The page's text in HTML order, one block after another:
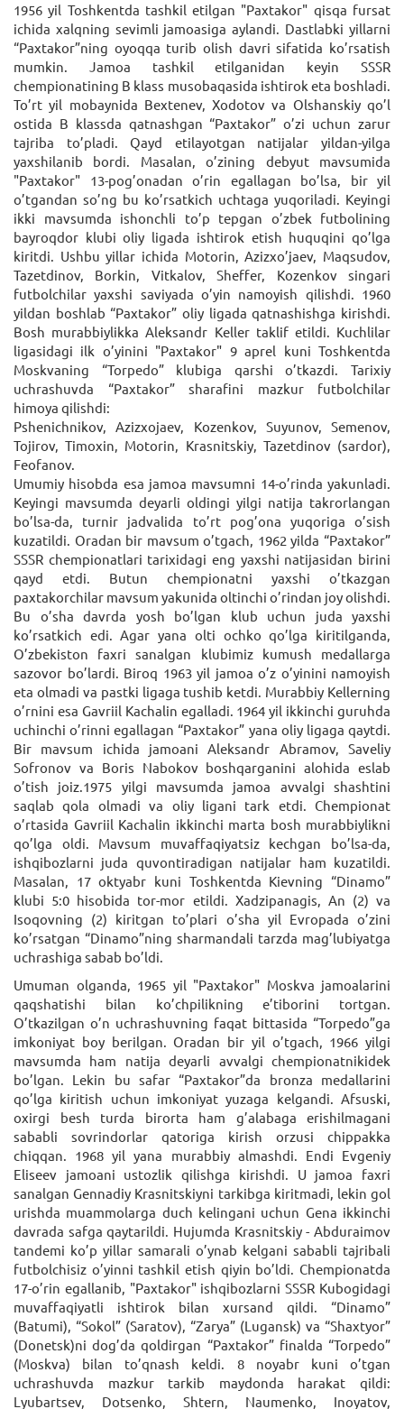
1956 yil Toshkentda tashkil etilgan "Paxtakor" qisqa fursat
ichida xalqning sevimli jamoasiga aylandi. Dastlabki yillarni
“Paxtakor”ning oyoqqa turib olish davri sifatida ko’rsatish
mumkin. Jamoa tashkil etilganidan keyin SSSR
chempionatining B klass musobaqasida ishtirok eta boshladi.
To’rt yil mobaynida Bextenev, Xodotov va Olshanskiy qo’l
ostida B klassda qatnashgan “Paxtakor” o’zi uchun zarur
tajriba to’pladi. Qayd etilayotgan natijalar yildan-yilga
yaxshilanib bordi. Masalan, o’zining debyut mavsumida
"Paxtakor" 13-pog’onadan o’rin egallagan bo’lsa, bir yil
o’tgandan so’ng bu ko’rsatkich uchtaga yuqoriladi. Keyingi
ikki mavsumda ishonchli to’p tepgan o’zbek futbolining
bayroqdor klubi oliy ligada ishtirok etish huquqini qo’lga
kiritdi. Ushbu yillar ichida Motorin, Azizxo’jaev, Maqsudov,
Tazetdinov, Borkin, Vitkalov, Sheffer, Kozenkov singari
futbolchilar yaxshi saviyada o’yin namoyish qilishdi. 1960
yildan boshlab “Paxtakor” oliy ligada qatnashishga kirishdi.
Bosh murabbiylikka Aleksandr Keller taklif etildi. Kuchlilar
ligasidagi ilk o’yinini "Paxtakor" 9 aprel kuni Toshkentda
Moskvaning “Torpedo” klubiga qarshi o’tkazdi. Tarixiy
uchrashuvda “Paxtakor” sharafini mazkur futbolchilar
himoya qilishdi:
Pshenichnikov, Azizxojaev, Kozenkov, Suyunov, Semenov,
Tojirov, Timoxin, Motorin, Krasnitskiy, Tazetdinov (sardor),
Feofanov.
Umumiy hisobda esa jamoa mavsumni 14-o’rinda yakunladi.
Keyingi mavsumda deyarli oldingi yilgi natija takrorlangan
bo’lsa-da, turnir jadvalida to’rt pog’ona yuqoriga o’sish
kuzatildi. Oradan bir mavsum o’tgach, 1962 yilda “Paxtakor”
SSSR chempionatlari tarixidagi eng yaxshi natijasidan birini
qayd etdi. Butun chempionatni yaxshi o’tkazgan
paxtakorchilar mavsum yakunida oltinchi o’rindan joy olishdi.
Bu o’sha davrda yosh bo’lgan klub uchun juda yaxshi
ko’rsatkich edi. Agar yana olti ochko qo’lga kiritilganda,
O’zbekiston faxri sanalgan klubimiz kumush medallarga
sazovor bo’lardi. Biroq 1963 yil jamoa o’z o’yinini namoyish
eta olmadi va pastki ligaga tushib ketdi. Murabbiy Kellerning
o’rnini esa Gavriil Kachalin egalladi. 1964 yil ikkinchi guruhda
uchinchi o’rinni egallagan “Paxtakor” yana oliy ligaga qaytdi.
Bir mavsum ichida jamoani Aleksandr Abramov, Saveliy
Sofronov va Boris Nabokov boshqarganini alohida eslab
o’tish joiz.1975 yilgi mavsumda jamoa avvalgi shashtini
saqlab qola olmadi va oliy ligani tark etdi. Chempionat
o’rtasida Gavriil Kachalin ikkinchi marta bosh murabbiylikni
qo’lga oldi. Mavsum muvaffaqiyatsiz kechgan bo’lsa-da,
ishqibozlarni juda quvontiradigan natijalar ham kuzatildi.
Masalan, 17 oktyabr kuni Toshkentda Kievning “Dinamo”
klubi 5:0 hisobida tor-mor etildi. Xadzipanagis, An (2) va
Isoqovning (2) kiritgan to’plari o’sha yil Evropada o’zini
ko’rsatgan “Dinamo”ning sharmandali tarzda mag’lubiyatga
uchrashiga sabab bo’ldi.
Umuman olganda, 1965 yil "Paxtakor" Moskva jamoalarini
qaqshatishi bilan ko’chpilikning e’tiborini tortgan.
O’tkazilgan o’n uchrashuvning faqat bittasida “Torpedo”ga
imkoniyat boy berilgan. Oradan bir yil o’tgach, 1966 yilgi
mavsumda ham natija deyarli avvalgi chempionatnikidek
bo’lgan. Lekin bu safar “Paxtakor”da bronza medallarini
qo’lga kiritish uchun imkoniyat yuzaga kelgandi. Afsuski,
oxirgi besh turda birorta ham g’alabaga erishilmagani
sababli sovrindorlar qatoriga kirish orzusi chippakka
chiqqan. 1968 yil yana murabbiy almashdi. Endi Evgeniy
Eliseev jamoani ustozlik qilishga kirishdi. U jamoa faxri
sanalgan Gennadiy Krasnitskiyni tarkibga kiritmadi, lekin gol
urishda muammolarga duch kelingani uchun Gena ikkinchi
davrada safga qaytarildi. Hujumda Krasnitskiy - Abduraimov
tandemi ko’p yillar samarali o’ynab kelgani sababli tajribali
futbolchisiz o’yinni tashkil etish qiyin bo’ldi. Chempionatda
17-o’rin egallanib, "Paxtakor" ishqibozlarni SSSR Kubogidagi
muvaffaqiyatli ishtirok bilan xursand qildi. “Dinamo”
(Batumi), “Sokol” (Saratov), “Zarya” (Lugansk) va “Shaxtyor”
(Donetsk)ni dog’da qoldirgan “Paxtakor” finalda “Torpedo”
(Moskva) bilan to’qnash keldi. 8 noyabr kuni o’tgan
uchrashuvda mazkur tarkib maydonda harakat qildi:
Lyubartsev, Dotsenko, Shtern, Naumenko, Inoyatov,